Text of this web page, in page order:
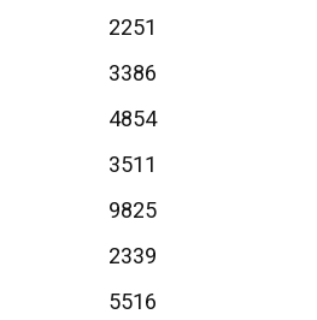
2251
3386
4854
3511
9825
2339
5516